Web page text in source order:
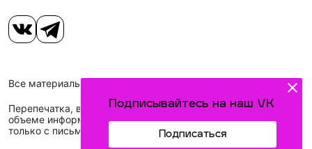
Подписывайтесь на наш VK
Подписаться
Все материалы, размещенные на сайте, защищены законом.
Перепечатка, воспроизведение и распространение в любом
объеме информации, размещенной на сайте, возможна
только с письменного согласия редакций СМИ.